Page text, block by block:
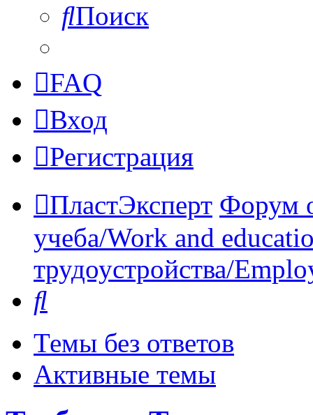
Поиск
FAQ
Вход
Регистрация
ПластЭксперт Форум
учеба/Work and
трудоустройства/
Темы без ответов
Активные темы